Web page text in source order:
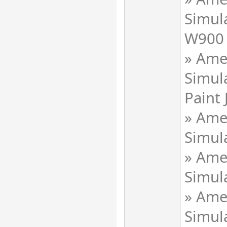
W900
»
Paint
»
»
»